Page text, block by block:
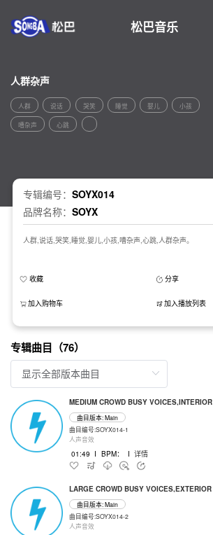
松巴音乐
人群杂声
人群 说话 哭笑 睡觉 婴儿 小孩
嘈杂声 心跳
专辑编号： SOYX014
品牌名称： SOYX
人群,说话,哭笑,睡觉,婴儿,小孩,嘈杂声,心跳,人群杂声。
收藏 分享
加入购物车 加入播放列表
专辑曲目（76）
MEDIUM CROWD BUSY VOICES,INTERIOR
曲目版本: Main
曲目编号:SOYX014-1
人声音效
01:49 I BPM： I 详情
LARGE CROWD BUSY VOICES,EXTERIOR
曲目版本: Main
曲目编号:SOYX014-2
人声音效